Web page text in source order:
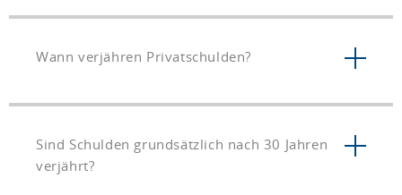
Wann verjähren Privatschulden?
Sind Schulden grundsätzlich nach 30 Jahren
verjährt?